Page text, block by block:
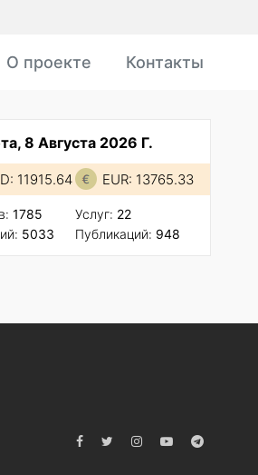
О проекте Контакты
8 Августа 2026 Г.
11915.64 EUR: 13765.33
1785
5033
Услуг: 22
Публикаций: 948